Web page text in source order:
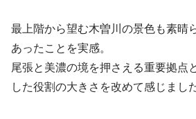
最上階から望む木曽川の景色も素晴
あったことを実感。
尾張と美濃の境を押さえる重要拠点
した役割の大きさを改めて感じました